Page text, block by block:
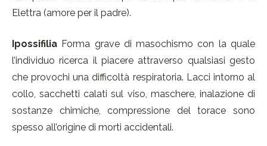
Elettra (amore per il padre).
Ipossifilia Forma grave di masochismo con la quale
l’individuo ricerca il piacere attraverso qualsiasi gesto
che provochi una difficoltà respiratoria. Lacci intorno al
collo, sacchetti calati sul viso, maschere, inalazione di
sostanze chimiche, compressione del torace sono
spesso all’origine di morti accidentali.